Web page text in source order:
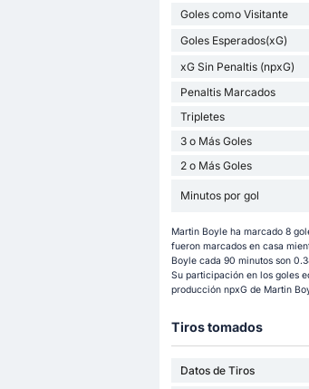
Goles como Visitante
Goles Esperados(xG)
xG Sin Penaltis (npxG)
Penaltis Marcados
Tripletes
3 o Más Goles
2 o Más Goles
Minutos por gol
Martin Boyle ha marcado 8
fueron marcados en casa
Boyle cada 90 minutos son
Su participación en los goles
producción npxG de Martin
Tiros tomados
Datos de Tiros